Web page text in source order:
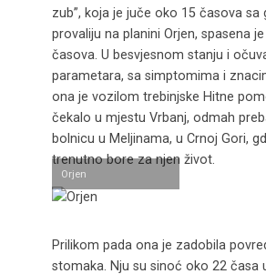
zub”, koja je juče oko 15 časova sa
provaliju na planini Orjen, spasena
časova. U besvjesnom stanju i
parametara, sa simptomima i
ona je vozilom trebinjske Hitne
čekalo u mjestu Vrbanj, odmah
bolnicu u Meljinama, u Crnoj Gori,
trenutno bore za njen život.
Orjen
Prilikom pada ona je zadobila
stomaka. Nju su sinoć oko 22 časa